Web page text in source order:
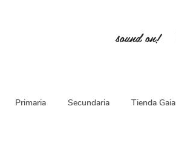
sound on!
Primaria Secundaria Tienda Gaia